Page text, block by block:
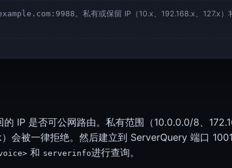
JWT Decoder（Header、Payload、Signature）
。私有或保留 IP（10.x、192.168.x、127.x）
IP 是否可公网路由。私有范围（10.0.0.0/8、
被一律拒绝。然后建立到 ServerQuery 端口
和 serverinfo进行查询。